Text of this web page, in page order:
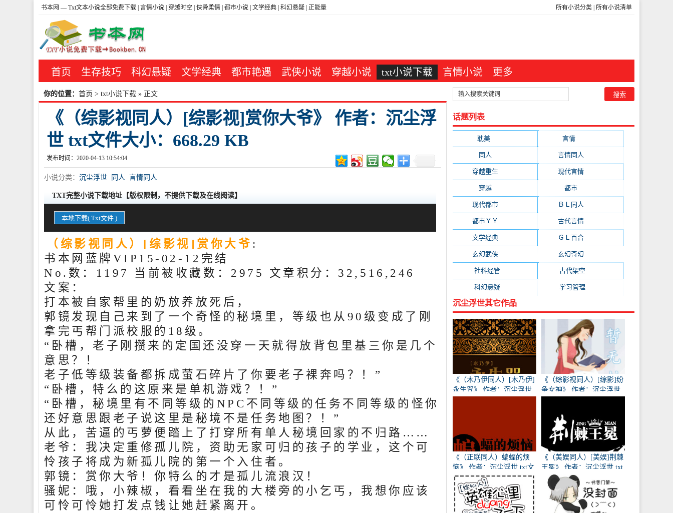
所有小说分类 所有小说清单
书本网 — Txt文本小说全部免费下载 | 言情小说 穿越时空 侠骨柔情 都市小说 文学经典 科幻悬疑 正能量
首页 生存技巧 科幻悬疑 文学经典 都市艳遇 武侠小说 穿越小说 txt小说下载 言情小说 更多
你的位置： 首页 > txt小说下载 » 正文
《（综影视同人）[综影视]赏你大爷》 作者：沉尘浮
世 txt文件大小：668.29 KB
发布时间：2020-04-13 10:54:04
小说分类： 沉尘浮世 同人 言情同人
TXT完整小说下载地址【版权限制，不提供下载及在线阅读】
本地下载( Txt文件 )
（综影视同人）[综影视]赏你大爷 :
书本网蓝牌VIP15-02-12完结
No.数：1197 当前被收藏数：2975 文章积分：32,516,246
文案：
打本被自家帮里的奶放养放死后，
郭镜发现自己来到了一个奇怪的秘境里，等级也从90级变成了刚
拿完丐帮门派校服的18级。
“卧槽，老子刚攒来的定国还没穿一天就得放背包里基三你是几个
意思？！
老子低等级装备都拆成萤石碎片了你要老子裸奔吗？！”
“卧槽，特么的这原来是单机游戏？！”
“卧槽，秘境里有不同等级的NPC不同等级的任务不同等级的怪你
还好意思跟老子说这里是秘境不是任务地图？！”
从此，苦逼的丐萝便踏上了打穿所有单人秘境回家的不归路……
老爷：我决定重修孤儿院，资助无家可归的孩子的学业，这个可
怜孩子将成为新孤儿院的第一个入住者。
郭镜：赏你大爷！你特么的才是孤儿流浪汉！
骚妮：哦，小辣椒，看看坐在我的大楼旁的小乞丐，我想你应该
可怜可怜她打发点钱让她赶紧离开。
话题列表
耽美(12876) 言情
同人 言情同人
穿越重生 现代言情(6218)
穿越 都市(4380)
现代都市 ＢＬ同人
都市ＹＹ 古代言情(2004)
文学经典 ＧＬ百合(1345)
玄幻武侠 玄幻奇幻
社科经管(960) 古代架空
科幻悬疑(839) 学习管理
沉尘浮世其它作品
《（木乃伊同人）[木乃伊]
永生咒》 作者：沉尘浮世
《（综影视同人）[综影]纷
争女神》 作者：沉尘浮世
《（正联同人）蝙蝠的烦
恼》 作者：沉尘浮世 txt文
件大小：115.32 KB
《（美娱同人）[美娱]荆棘
王冕》 作者：沉尘浮世 txt
文件大小：2.05 MB